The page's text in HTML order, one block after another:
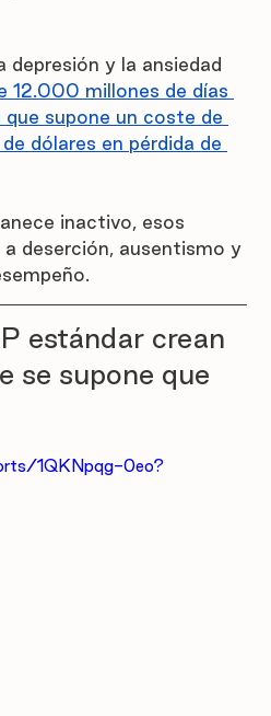
depresión y la ansiedad
12.000 millones de días
que supone un coste de
dólares en pérdida de
inactivo, esos
deserción, ausentismo y
estándar crean
se supone que
1QKNpqg-0eo?